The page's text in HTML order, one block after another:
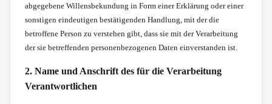
abgegebene Willensbekundung in Form einer Erklärung oder einer
sonstigen eindeutigen bestätigenden Handlung, mit der die
betroffene Person zu verstehen gibt, dass sie mit der Verarbeitung
der sie betreffenden personenbezogenen Daten einverstanden ist.
2. Name und Anschrift des für die Verarbeitung
Verantwortlichen